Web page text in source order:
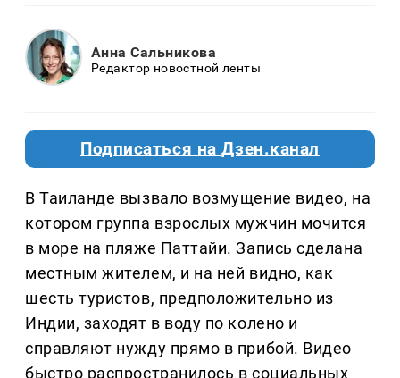
Анна Сальникова
Редактор новостной ленты
Подписаться на Дзен.канал
В Таиланде вызвало возмущение видео, на
котором группа взрослых мужчин мочится
в море на пляже Паттайи. Запись сделана
местным жителем, и на ней видно, как
шесть туристов, предположительно из
Индии, заходят в воду по колено и
справляют нужду прямо в прибой. Видео
быстро распространилось в социальных